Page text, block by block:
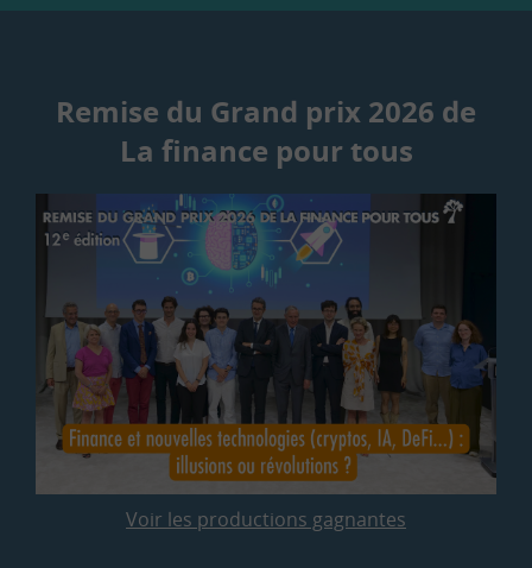
Remise du Grand prix 2026 de
La finance pour tous
Voir les productions gagnantes